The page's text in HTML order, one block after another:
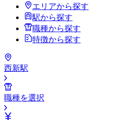
エリアから探す
駅から探す
職種から探す
特徴から探す
西新駅
職種を選択